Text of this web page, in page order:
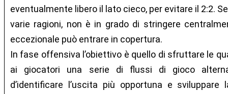
eventualmente libero il lato cieco, per evitare il 2:2.
varie ragioni, non è in grado di stringere
eccezionale può entrare in copertura.
In fase offensiva l’obiettivo è quello di sfruttare le
ai giocatori una serie di flussi di gioco
d’identificare l’uscita più opportuna e